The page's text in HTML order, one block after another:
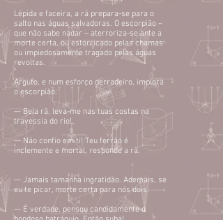
Lépida e faceira, a rã prepara-se para o
salto nas águas salvadoras. O escorpião –
que não sabe nadar – aterroriza-se ante a
morte certa, ou estorricado pelas chamas
ou impiedosamente tragado pelas águas
revoltas.
Arguto, e num esforço derradeiro, implora
o escorpião:
— Bela rã, leva-me nas tuas costas na
travessia do rio!
— Não confio em ti! Teu ferrão é
inclemente e mortal, responde a rã.
— Jamais tamanha ingratidão. Ademais, se
eu te picar, morte certa para nós dois.
— É verdade, pensou candidamente o